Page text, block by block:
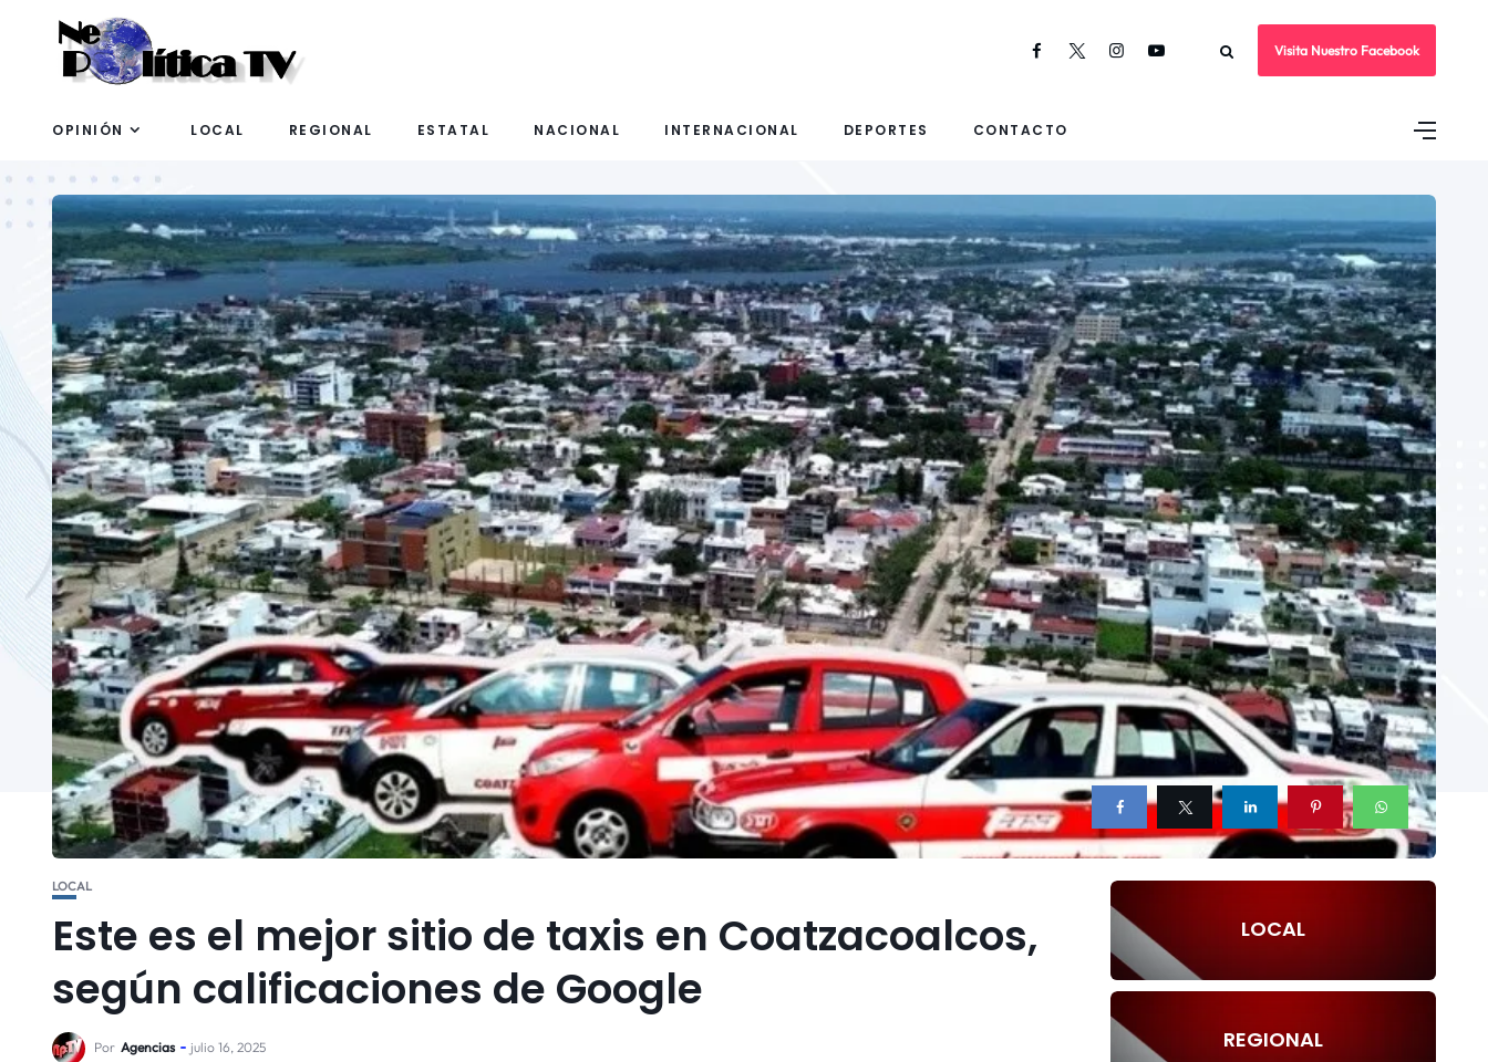
Visita Nuestro Facebook
OPINIÓN LOCAL REGIONAL ESTATAL NACIONAL INTERNACIONAL DEPORTES CONTACTO
LOCAL
Este es el mejor sitio de taxis en Coatzacoalcos,
según calificaciones de Google
Por Agencias julio 16, 2025
LOCAL
REGIONAL